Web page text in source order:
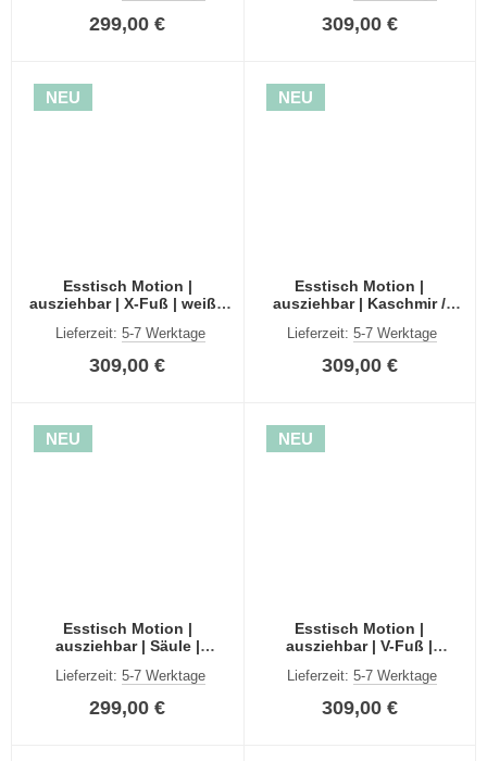
299,00 € 309,00 €
NEU
Esstisch Motion |
ausziehbar | X-Fuß | weiß /
Lieferzeit: 5-7 Werktage
309,00 €
NEU
Esstisch Motion |
ausziehbar | Kaschmir /
Lieferzeit:5-7 Werktage
309,00 €
NEU
Esstisch Motion |
ausziehbar | Säule |
|150(190)x90
Lieferzeit: 5-7 Werktage
299,00 €
NEU
Esstisch Motion |
ausziehbar | V-Fuß |
|150(190)x90
Lieferzeit:5-7 Werktage
309,00 €